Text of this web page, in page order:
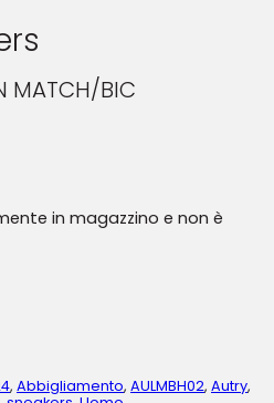
MATCH/BIC
in magazzino e non è
, Abbigliamento, AULMBH02, Autry,